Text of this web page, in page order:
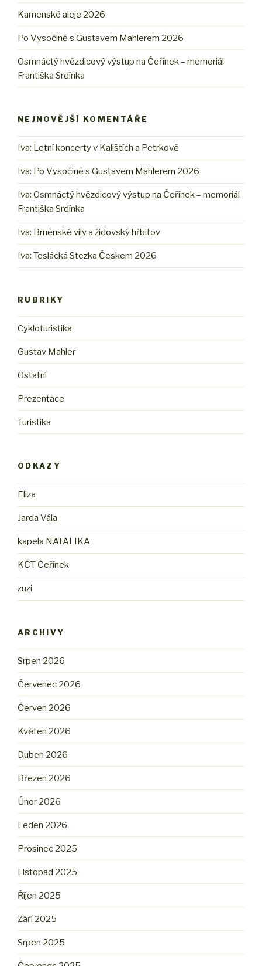
Kamenské aleje 2026
Po Vysočině s Gustavem Mahlerem 2026
Osmnáctý hvězdicový výstup na Čeřínek – memoriál
Františka Srdínka
NEJNOVĚJŠÍ KOMENTÁŘE
Iva: Letní koncerty v Kalištích a Petrkově
Iva: Po Vysočině s Gustavem Mahlerem 2026
Iva: Osmnáctý hvězdicový výstup na Čeřínek – memoriál
Františka Srdínka
Iva: Brněnské vily a židovský hřbitov
Iva: Teslácká Stezka Českem 2026
RUBRIKY
Cykloturistika
Gustav Mahler
Ostatní
Prezentace
Turistika
ODKAZY
Eliza
Jarda Vála
kapela NATALIKA
KČT Čeřínek
zuzi
ARCHIVY
Srpen 2026
Červenec 2026
Červen 2026
Květen 2026
Duben 2026
Březen 2026
Únor 2026
Leden 2026
Prosinec 2025
Listopad 2025
Říjen 2025
Září 2025
Srpen 2025